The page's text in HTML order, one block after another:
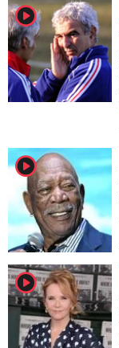
player2
player2
player2